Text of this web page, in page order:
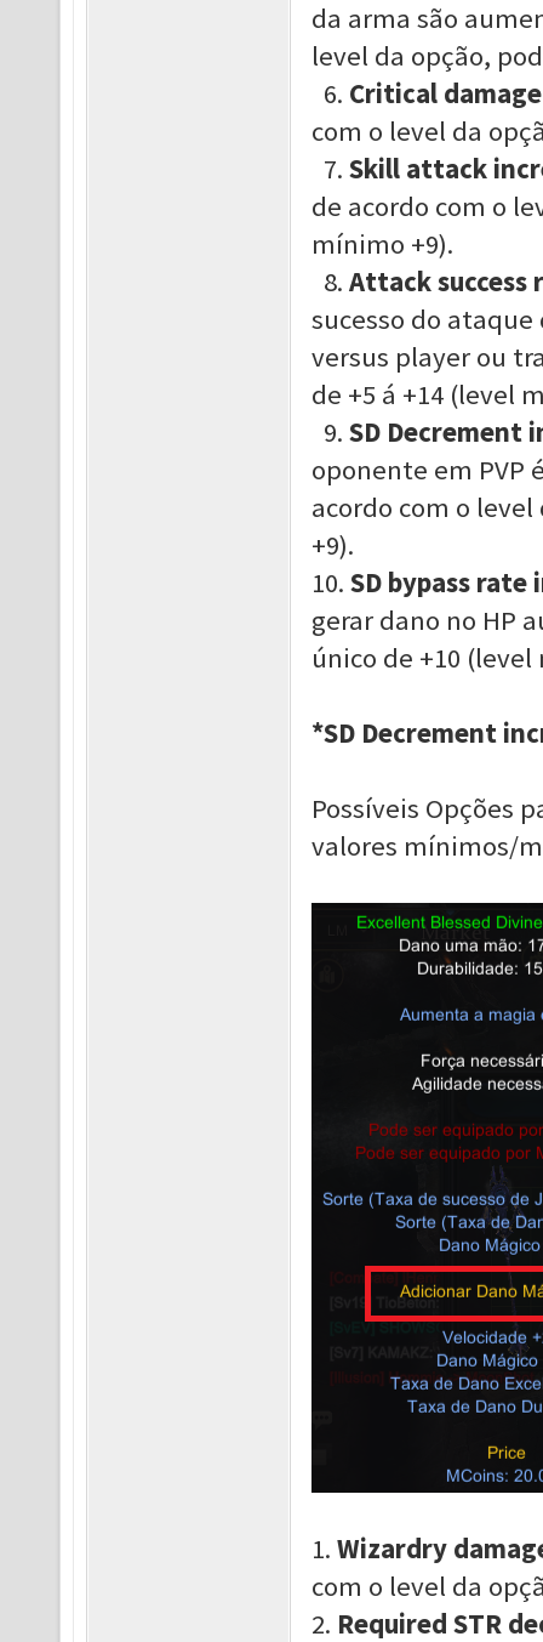
da arma são
level da opção,
6. Critical
com o level da
7. Skill attack
de acordo com o
mínimo +9).
8. Attack success
sucesso do ataque
versus player ou
de +5 á +14 (level
9. SD Decrement
oponente em PVP
acordo com o level
+9).
10. SD bypass rate
gerar dano no HP
único de +10 (level
*SD Decrement
Possíveis Opções
valores mínimos/
1. Wizardry
com o level da
2. Required STR